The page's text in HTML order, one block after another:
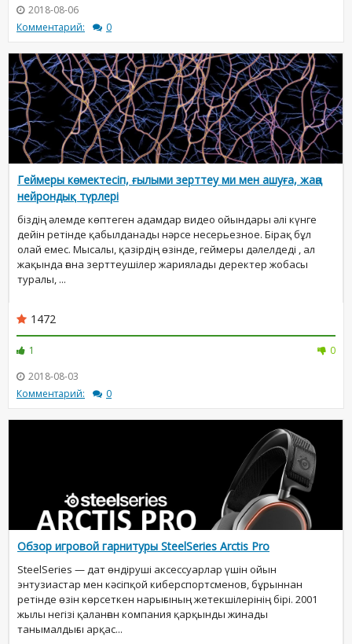
2018-08-06
Комментарий:
0
Геймеры көмектесіп, ғылыми зерттеу ми мен ашуға, жаңа
нейрондық түрлері
біздің әлемде көптеген адамдар видео ойындары әлі күнге
дейін ретінде қабылданады нәрсе несерьезное. Бірақ бұл
олай емес. Мысалы, қазірдің өзінде, геймеры дәлелдеді , ал
жақында ғана зерттеушілер жариялады деректер жобасы
туралы, ...
1472
1
0
2018-08-03
Комментарий:
0
Обзор игровой гарнитуры SteelSeries Arctis Pro
SteelSeries — дат өндіруші аксессуарлар үшін ойын
энтузиастар мен кәсіпқой киберспортсменов, бұрыннан
ретінде өзін көрсеткен нарығының жетекшілерінің бірі. 2001
жылы негізі қаланған компания қарқынды жинады
танымалдығы арқас...